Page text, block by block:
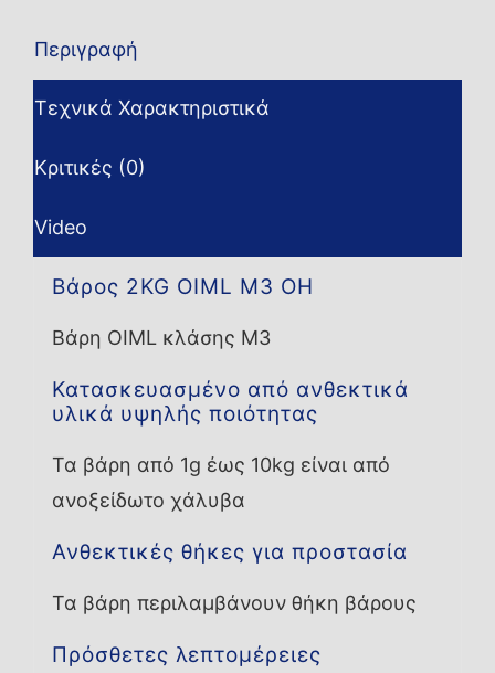
Περιγραφή
Τεχνικά Χαρακτηριστικά
Κριτικές (0)
Video
Βάρος 2KG OIML M3 OH
Βάρη OIML κλάσης M3
Κατασκευασμένο από ανθεκτικά
υλικά υψηλής ποιότητας
Τα βάρη από 1g έως 10kg είναι από
ανοξείδωτο χάλυβα
Ανθεκτικές θήκες για προστασία
Τα βάρη περιλαμβάνουν θήκη βάρους
Πρόσθετες λεπτομέρειες